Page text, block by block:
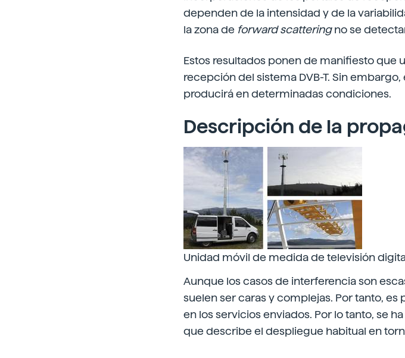
dependen de la intensidad y de la
la zona de forward scatteringno se
Estos resultados ponen de manifiesto que
recepción del sistema DVB-T. Sin
producirá en determinadas condiciones.
Descripción de la
Unidad móvil de medida de televisión
Aunque los casos de interferencia son
suelen ser caras y complejas. Por tanto,
en los servicios enviados. Por lo tanto, se
que describe el despliegue habitual en